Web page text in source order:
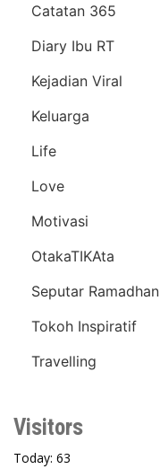
Catatan 365
Diary Ibu RT
Kejadian Viral
Keluarga
Life
Love
Motivasi
OtakaTIKAta
Seputar Ramadhan
Tokoh Inspiratif
Travelling
Visitors
Today: 63